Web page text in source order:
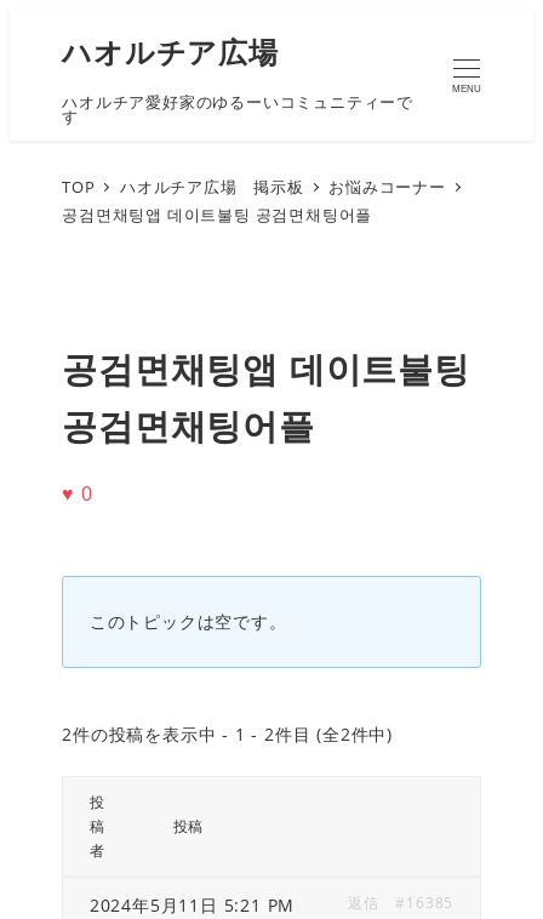
ハオルチア広場
ハオルチア愛好家のゆるーいコミュニティーで
す
MENU
TOP ハオルチア広場 掲示板
お悩みコーナー
공검면채팅앱 데이트불팅 공검면채팅어플
공검면채팅앱 데이트불팅
공검면채팅어플
♥ 0
このトピックは空です。
2件の投稿を表示中 - 1 - 2件目 (全2件中)
投
稿
者
投稿
2024年5月11日 5:21 PM #16385
返信